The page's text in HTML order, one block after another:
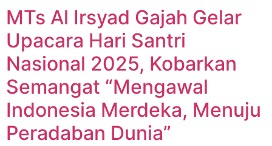
MTs Al Irsyad Gajah Gelar
Upacara Hari Santri
Nasional 2025, Kobarkan
Semangat “Mengawal
Indonesia Merdeka, Menuju
Peradaban Dunia”